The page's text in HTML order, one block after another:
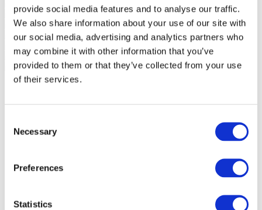
provide social media features and to analyse our traffic.
We also share information about your use of our site with
our social media, advertising and analytics partners who
may combine it with other information that you’ve
provided to them or that they’ve collected from your use
of their services.
Selection
Necessary
Preferences
Statistics